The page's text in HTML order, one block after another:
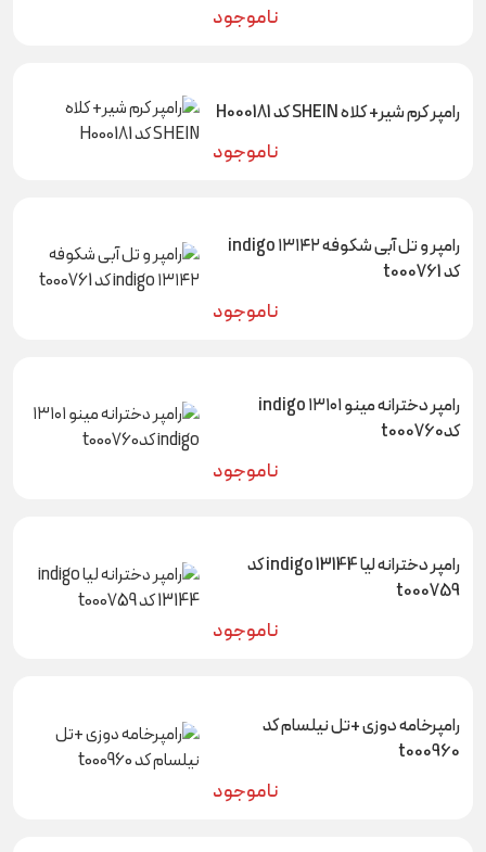
ناموجود
رامپر کرم شیر+ کلاه SHEIN کد H000181
ناموجود
رامپر و تل آبی شکوفه ۱۳۱۴۲ indigo
کد t000761
ناموجود
رامپر دخترانه مینو ۱۳۱۰۱ indigo
کدt000760
ناموجود
رامپر دخترانه لیا indigo 13144 کد
t000759
ناموجود
رامپرخامه دوزی +تل نیلسام کد
t000960
ناموجود